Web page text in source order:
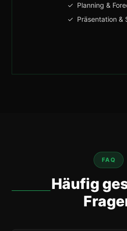
✓ Planning &
✓ Präsentation &
FAQ
Häufig